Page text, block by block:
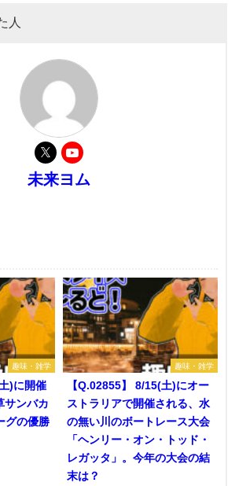
人
未来ヨム
趣味・雑学
)に開催
サンバカ
グの優勝
趣味・雑学
【Q.02855】 8/15(土)にオー
ストラリアで開催される、水
の無い川のボートレース大会
「ヘンリー・オン・トッド・
レガッタ」。今年の大会の結
末は？